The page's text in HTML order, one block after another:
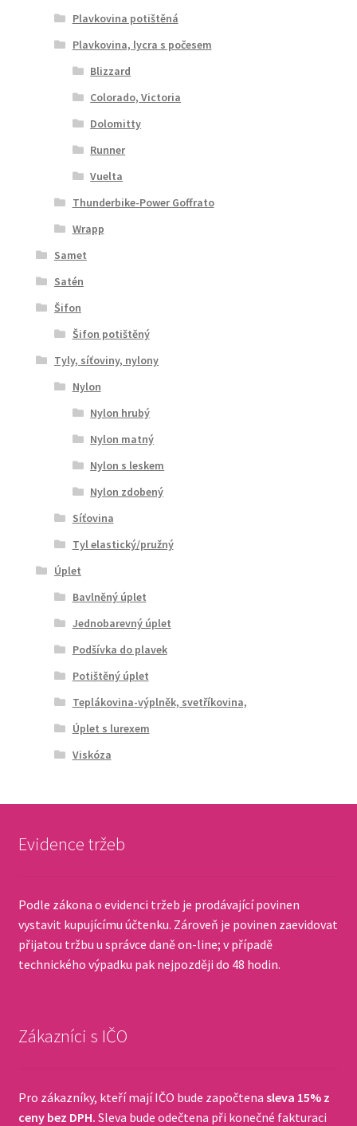
Plavkovina potištěná
Plavkovina, lycra s počesem
Blizzard
Colorado, Victoria
Dolomitty
Runner
Vuelta
Thunderbike-Power Goffrato
Wrapp
Samet
Satén
Šifon
Šifon potištěný
Tyly, síťoviny, nylony
Nylon
Nylon hrubý
Nylon matný
Nylon s leskem
Nylon zdobený
Síťovina
Tyl elastický/pružný
Úplet
Bavlněný úplet
Jednobarevný úplet
Podšívka do plavek
Potištěný úplet
Teplákovina-výplněk, svetříkovina,
Úplet s lurexem
Viskóza
Evidence tržeb
Podle zákona o evidenci tržeb je prodávající povinen
vystavit kupujícímu účtenku. Zároveň je povinen zaevidovat
přijatou tržbu u správce daně on-line; v případě
technického výpadku pak nejpozději do 48 hodin.
Zákazníci s IČO
Pro zákazníky, kteří mají IČO bude započtena sleva 15% z
ceny bez DPH. Sleva bude odečtena při konečné fakturaci